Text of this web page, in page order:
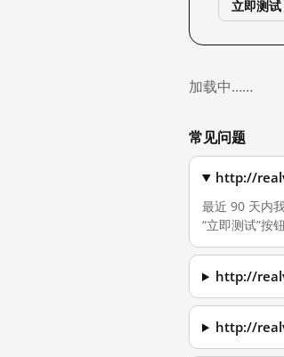
立即测试
加载中……
常见问题
http://
最近 90 天内
“立即测试”按
http://
http://